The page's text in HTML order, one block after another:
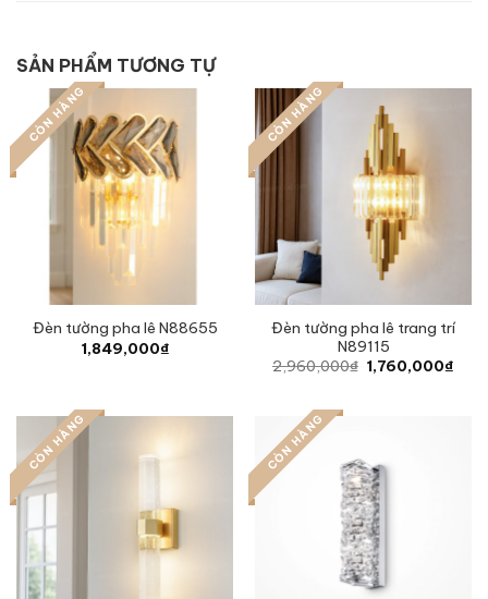
SẢN PHẨM TƯƠNG TỰ
CÒN HÀNG
Đèn tường pha lê N88655
1,849,000₫
CÒN HÀNG
Đèn tường pha lê trang trí
N89115
2,960,000₫ Original
price
1,760,000₫
CÒN HÀNG CÒN HÀNG